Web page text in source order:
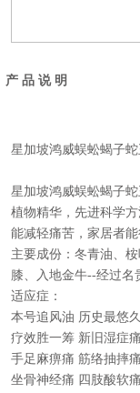
产 品 说 明
星加坡鸿威蜈蚣蝎子
星加坡鸿威蜈蚣蝎子
植物精华，先进科学
能减轻痛苦，家居者
主要成份：冬青油、
膝、入地金牛--经过名
适应症：
本号追风油 历史最悠
疗效胜一筹 新旧湿症
手足麻痹痛 筋络抽摔
坐骨神经痛 四肢酸软